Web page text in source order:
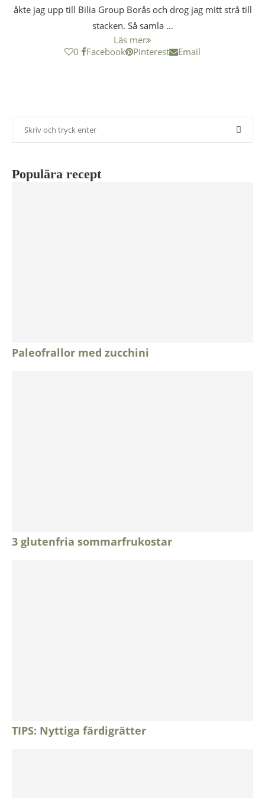
åkte jag upp till Bilia Group Borås och drog jag mitt strå till
stacken. Så samla …
Läs mer
0
Facebook Pinterest Email
Populära recept
Paleofrallor med zucchini
3 glutenfria sommarfrukostar
TIPS: Nyttiga färdigrätter